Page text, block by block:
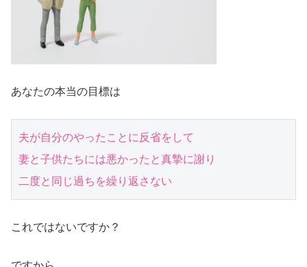
あなたの本当の目標は
夫が自分のやったことに反省をして
妻と子供たちには悪かったと真摯に謝り
二度と同じ過ちを繰り返さない
これではないですか？